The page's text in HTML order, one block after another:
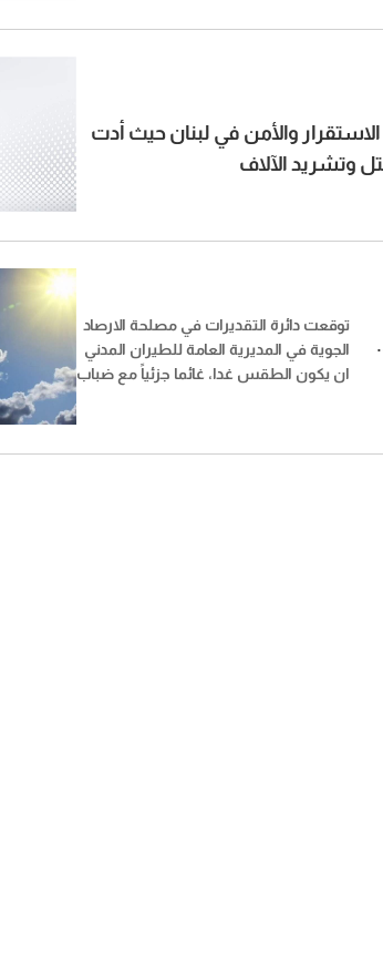
الاستقرار والأمن في لبنان حيث أدت
وتشريد الآلاف
توقعت دائرة التقديرات في مصلحة الارصاد
الجوية في المديرية العامة للطيران المدني
ان يكون الطقس غدا، غائما جزئياً مع ضباب